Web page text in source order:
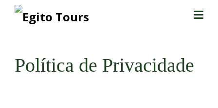
Política de Privacidade